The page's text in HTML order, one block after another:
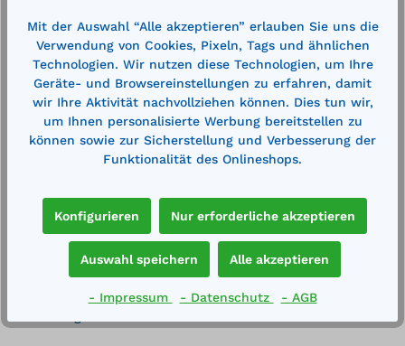
Defizite". Bei einem Notfall und der damit verbundenen
Erstkontrolle des Verletzten sollte stets nach dieser
Reihenfolge vorgegangen werden.
Airway (Atemwege): Beim ersten Schritt wird
kontrolliert, ob dieAtemwege freisind und ob eine
Atmung überhaupt vorhanden ist. Dabei ist
besonders auf ungewöhnliche Atembewegungen zu
erhöhtes Risiko für Schwellungen oder Verlegungen
existiert. Gegebenenfalls ist zu kontrollieren, ob beim
Patienten ein Halswirbelsäulentrauma vorhanden ist.
Erste Maßnahmensind bei diesem Schritt das
Überstrecken des Kopfes, ein Guedel- oder Wendl-
Tubus, eine endotracheale Intubation sowie das
Mit der Auswahl “Alle akzeptieren” erlauben Sie uns die
Verwendung von Cookies, Pixeln, Tags und ähnlichen
Technologien. Wir nutzen diese Technologien, um Ihre
Geräte- und Browsereinstellungen zu erfahren, damit
wir Ihre Aktivität nachvollziehen können. Dies tun wir,
um Ihnen personalisierte Werbung bereitstellen zu
können sowie zur Sicherstellung und Verbesserung der
Funktionalität des Onlineshops.
Konfigurieren Nur erforderliche akzeptieren
Auswahl speichern Alle akzeptieren
- Impressum - Datenschutz - AGB